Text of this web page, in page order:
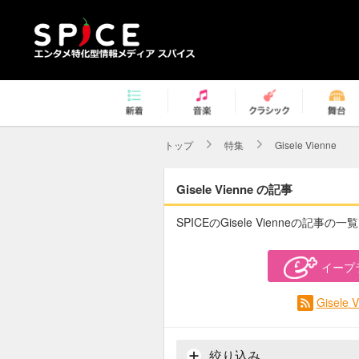
トップ 特集 Gisele Vienne
Gisele Vienne の記事
SPICEのGisele Vienneの記事の一
イープ
Gisele